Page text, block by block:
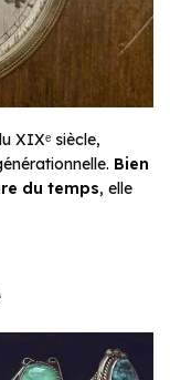
XIXᵉ siècle,
Bien
du temps, elle